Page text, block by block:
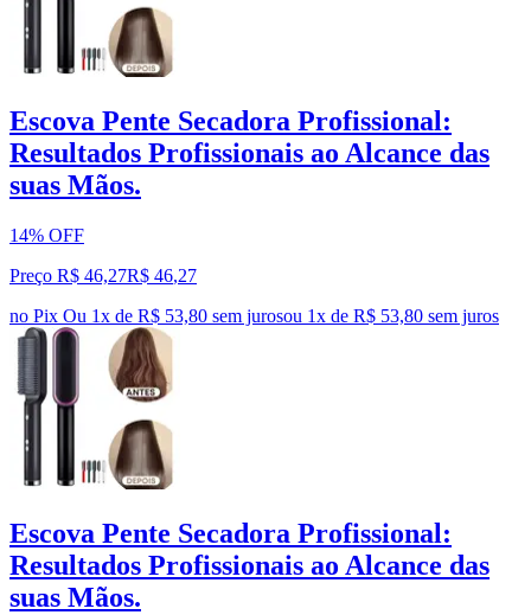
Escova Pente Secadora Profissional:
Resultados Profissionais ao Alcance das
suas Mãos.
14% OFF
Preço R$ 46,27R$ 46,27
no Pix Ou 1x de R$ 53,80 sem jurosou 1x de R$ 53,80 sem juros
Escova Pente Secadora Profissional:
Resultados Profissionais ao Alcance das
suas Mãos.